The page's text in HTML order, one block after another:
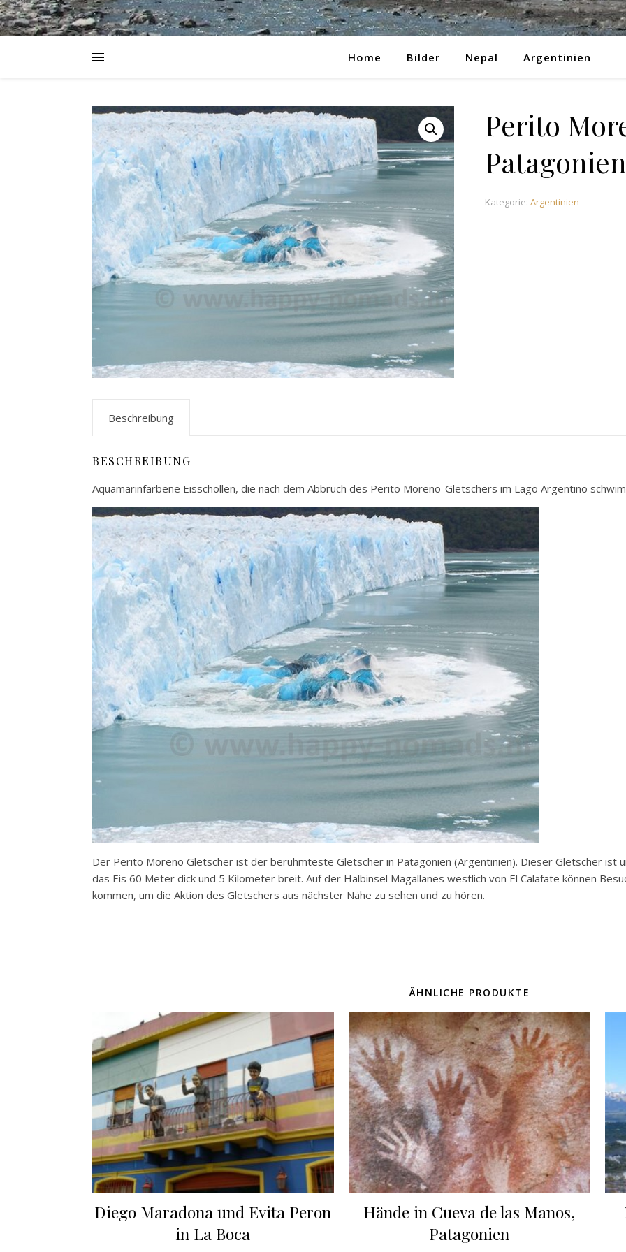
Home Bilder Nepal Argentinien
Perito
Kategorie: Argentinien
Beschreibung
BESCHREIBUNG
Aquamarinfarbene Eisschollen, die nach dem Abbruch des Perito Moreno-Gletschers im Lago Argentino
Der Perito Moreno Gletscher ist der berühmteste Gletscher in Patagonien (Argentinien). Dieser Gletscher ist
das Eis 60 Meter dick und 5 Kilometer breit. Auf der Halbinsel Magallanes westlich von El Calafate können
kommen, um die Aktion des Gletschers aus nächster Nähe zu sehen und zu hören.
ÄHNLICHE PRODUKTE
Diego Maradona und Evita Peron
in La Boca
Hände in Cueva de las Manos,
Patagonien